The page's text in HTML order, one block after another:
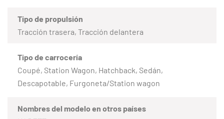
Tipo de propulsión
Tracción trasera, Tracción delantera
Tipo de carrocería
Coupé, Station Wagon, Hatchback, Sedán,
Descapotable, Furgoneta/Station wagon
Nombres del modelo en otros países